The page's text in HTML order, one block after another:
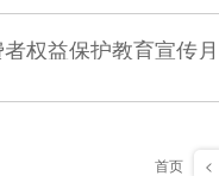
权益保护教育宣传
首页 <